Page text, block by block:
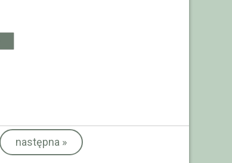
następna »